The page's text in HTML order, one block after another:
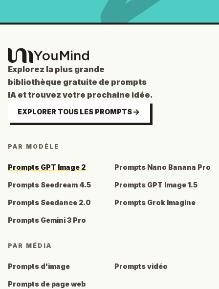
Explorez la plus grande
bibliothèque gratuite de prompts
IA et trouvez votre prochaine idée.
EXPLORER TOUS LES PROMPTS
PAR MODÈLE
Prompts GPT Image 2 Prompts Nano Banana Pro
Prompts Seedream 4.5 Prompts GPT Image 1.5
Prompts Seedance 2.0 Prompts Grok Imagine
Prompts Gemini 3 Pro
PAR MÉDIA
Prompts d'image Prompts vidéo
Prompts de page web